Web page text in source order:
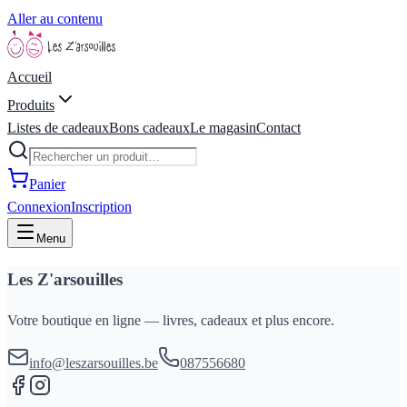
Aller au contenu
Accueil
Produits
Listes de cadeauxBons cadeauxLe magasinContact
Panier
ConnexionInscription
Menu
Les Z'arsouilles
Votre boutique en ligne — livres, cadeaux et plus encore.
info@leszarsouilles.be 087556680